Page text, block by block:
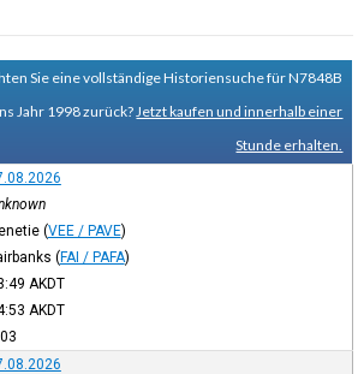
Sie eine vollständige Historiensuche für N7848B
Jahr 1998 zurück? Jetzt kaufen und innerhalb einer
Stunde erhalten.
(VEE / PAVE)
(FAI / PAFA)
AKDT
AKDT